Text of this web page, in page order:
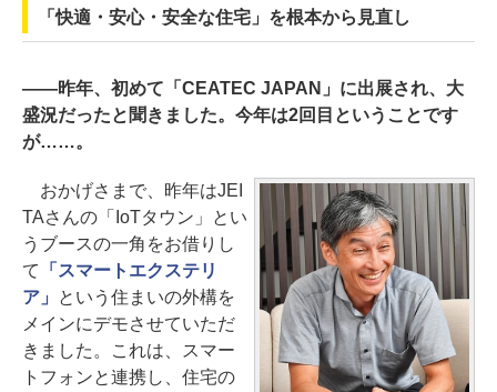
「快適・安心・安全な住宅」を根本から見直し
――昨年、初めて「CEATEC JAPAN」に出展され、大
盛況だったと聞きました。今年は2回目ということです
が……。
おかげさまで、昨年はJEI
TAさんの「IoTタウン」とい
うブースの一角をお借りし
て
「スマートエクステリ
ア」
という住まいの外構を
メインにデモさせていただ
きました。これは、スマー
トフォンと連携し、住宅の